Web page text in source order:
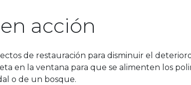
acción
de restauración para disminuir el
en la ventana para que se alimenten los
o de un bosque.